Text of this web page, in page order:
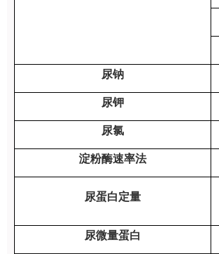
尿钠
尿钾
尿氯
淀粉酶速率法
尿蛋白定量
尿微量蛋白